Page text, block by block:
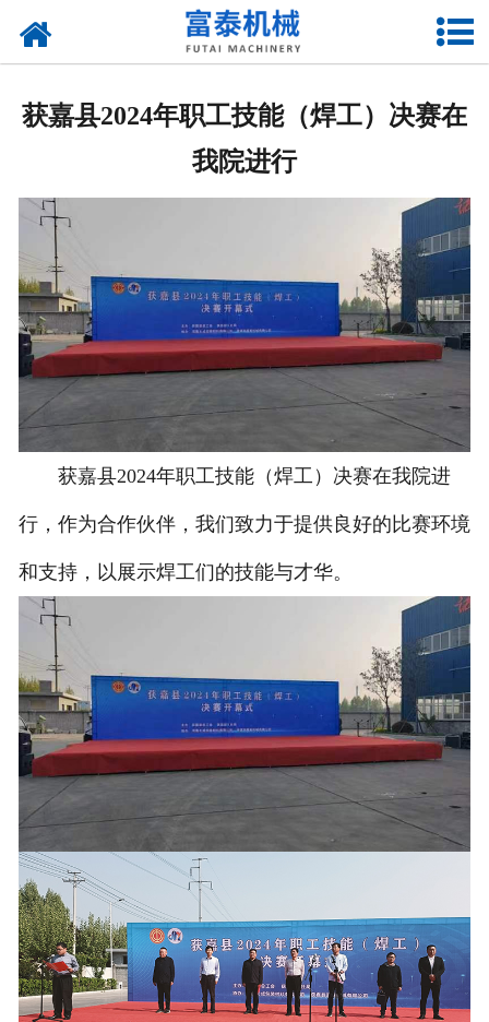
资质荣誉
新闻中心
厂房设备
联系我们
获嘉县2024年职工技能（焊工）决赛在
我院进行
获嘉县2024年职工技能（焊工）决赛在我院进
行，作为合作伙伴，我们致力于提供良好的比赛环境
和支持，以展示焊工们的技能与才华。